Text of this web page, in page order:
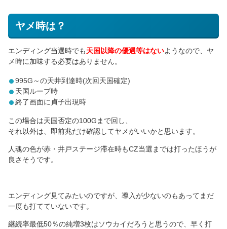
ヤメ時は？
エンディング当選時でも天国以降の優遇等はないようなので、ヤ
メ時に加味する必要はありません。
995G～の天井到達時(次回天国確定)
天国ループ時
終了画面に貞子出現時
この場合は天国否定の100Gまで回し、
それ以外は、即前兆だけ確認してヤメがいいかと思います。
人魂の色が赤・井戸ステージ滞在時もCZ当選までは打ったほうが
良さそうです。
エンディング見てみたいのですが、導入が少ないのもあってまだ
一度も打てていないです。
継続率最低50％の純増3枚はソウカイだろうと思うので、早く打